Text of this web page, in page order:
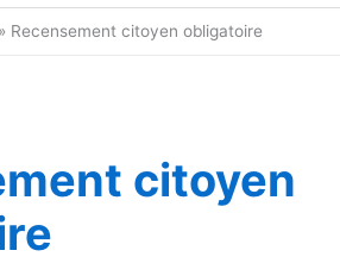
principal
Recensement citoyen obligatoire
citoyen